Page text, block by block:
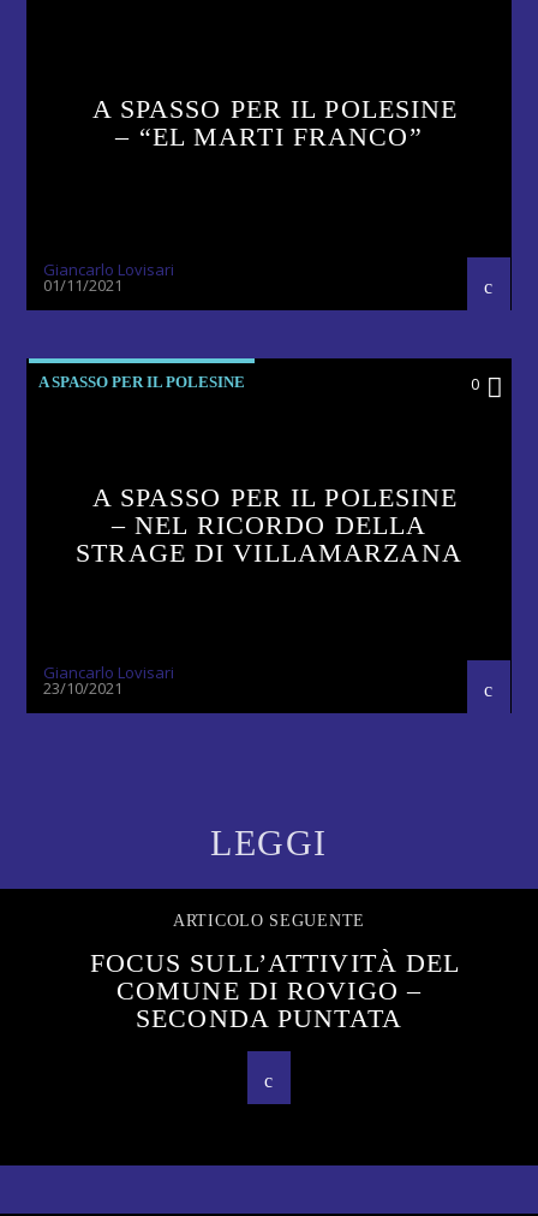
A SPASSO PER IL POLESINE
– “EL MARTI FRANCO”
Giancarlo Lovisari
01/11/2021
A SPASSO PER IL POLESINE 0
A SPASSO PER IL POLESINE
– NEL RICORDO DELLA
STRAGE DI VILLAMARZANA
Giancarlo Lovisari
23/10/2021
LEGGI
ARTICOLO SEGUENTE
FOCUS SULL’ATTIVITÀ DEL
COMUNE DI ROVIGO –
SECONDA PUNTATA